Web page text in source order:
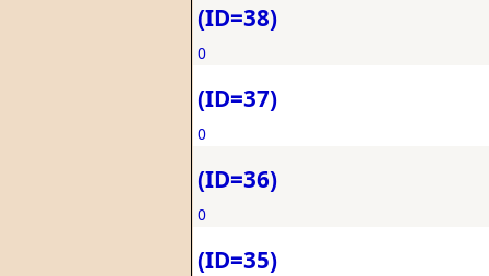
(ID=38)
0
(ID=37)
0
(ID=36)
0
(ID=35)